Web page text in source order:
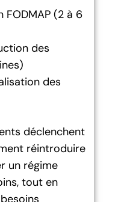
FODMAP (2 à 6
des
des
déclenchent
réintroduire
un régime
tout en